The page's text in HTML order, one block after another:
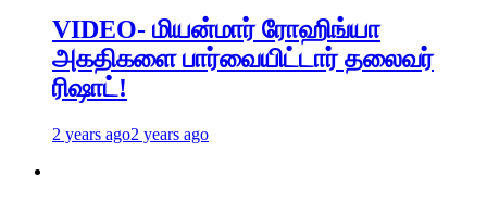
VIDEO- மியன்மார் ரோஹிங்யா
அகதிகளை பார்வையிட்டார் தலைவர்
ரிஷாட்!
2 years ago2 years ago